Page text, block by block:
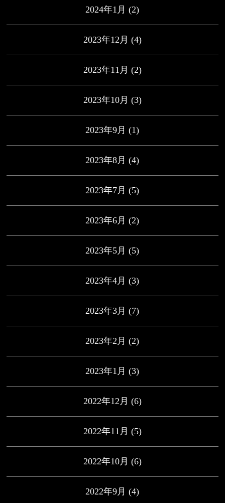
2024年1月 (2)
2023年12月 (4)
2023年11月 (2)
2023年10月 (3)
2023年9月 (1)
2023年8月 (4)
2023年7月 (5)
2023年6月 (2)
2023年5月 (5)
2023年4月 (3)
2023年3月 (7)
2023年2月 (2)
2023年1月 (3)
2022年12月 (6)
2022年11月 (5)
2022年10月 (6)
2022年9月 (4)